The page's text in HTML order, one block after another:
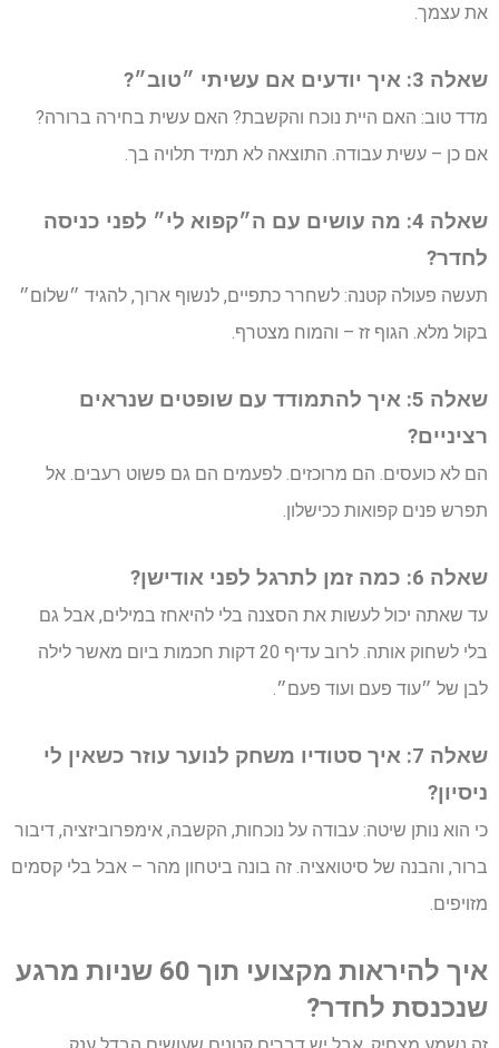
את עצמך.
שאלה 3: איך יודעים אם עשיתי ״טוב״?
מדד טוב: האם היית נוכח והקשבת? האם עשית בחירה ברורה?
אם כן – עשית עבודה. התוצאה לא תמיד תלויה בך.
שאלה 4: מה עושים עם ה״קפוא לי״ לפני כניסה
לחדר?
תעשה פעולה קטנה: לשחרר כתפיים, לנשוף ארוך, להגיד ״שלום״
בקול מלא. הגוף זז – והמוח מצטרף.
שאלה 5: איך להתמודד עם שופטים שנראים
רציניים?
הם לא כועסים. הם מרוכזים. לפעמים הם גם פשוט רעבים. אל
תפרש פנים קפואות ככישלון.
שאלה 6: כמה זמן לתרגל לפני אודישן?
עד שאתה יכול לעשות את הסצנה בלי להיאחז במילים, אבל גם
בלי לשחוק אותה. לרוב עדיף 20 דקות חכמות ביום מאשר לילה
לבן של ״עוד פעם ועוד פעם״.
שאלה 7: איך סטודיו משחק לנוער עוזר כשאין לי
ניסיון?
כי הוא נותן שיטה: עבודה על נוכחות, הקשבה, אימפרוביזציה, דיבור
ברור, והבנה של סיטואציה. זה בונה ביטחון מהר – אבל בלי קסמים
מזויפים.
איך להיראות מקצועי תוך 60 שניות מרגע
שנכנסת לחדר?